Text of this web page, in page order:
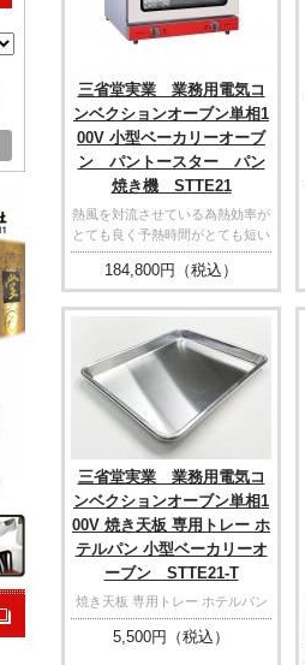
三省堂実業 業務用電気コ
ンベクションオーブン単相1
00V 小型ベーカリーオーブ
ン パントースター パン
焼き機 STTE21
熱風を対流させている為熱効率が
とても良く予熱時間がとても短い
184,800円（税込）
三省堂実業 業務用電気コ
ンベクションオーブン単相1
00V 焼き天板 専用トレー ホ
テルパン 小型ベーカリーオ
ーブン STTE21-T
焼き天板 専用トレー ホテルパン
5,500円（税込）